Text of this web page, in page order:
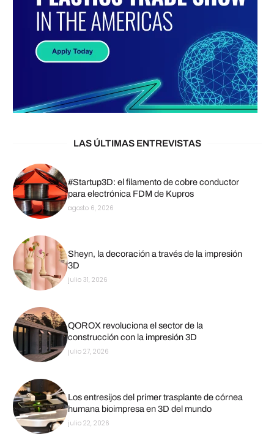
LAS ÚLTIMAS ENTREVISTAS
#Startup3D: el filamento de cobre conductor
para electrónica FDM de Kupros
agosto 6, 2026
Sheyn, la decoración a través de la impresión
3D
julio 31, 2026
QOROX revoluciona el sector de la
construcción con la impresión 3D
julio 27, 2026
Los entresijos del primer trasplante de córnea
humana bioimpresa en 3D del mundo
julio 22, 2026